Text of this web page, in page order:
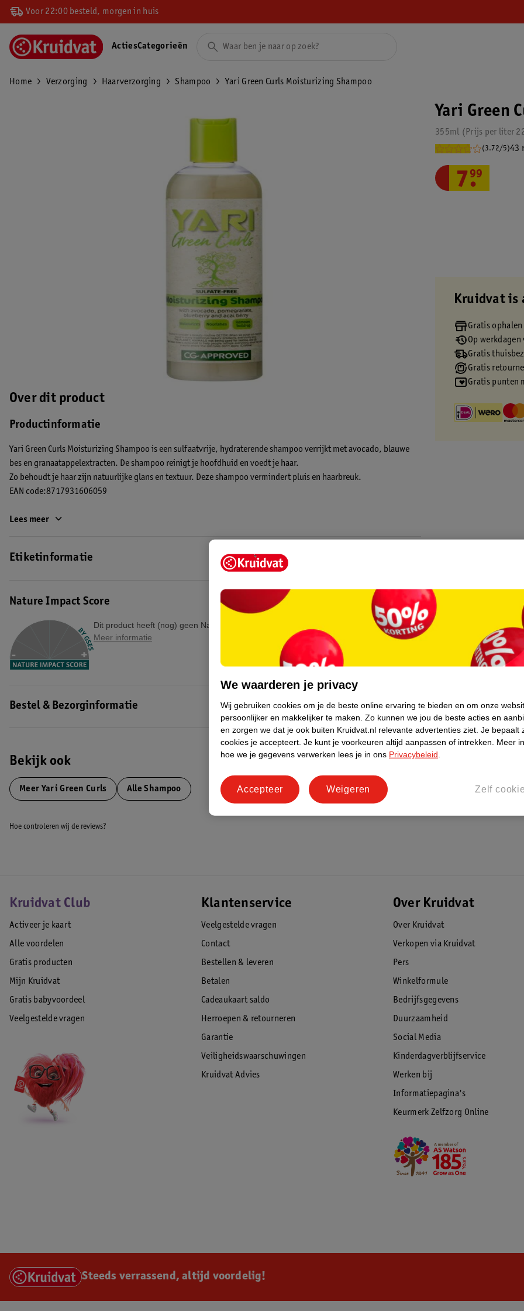
Voor 22:00 besteld, morgen in huis
ActiesCategorieën
Home Verzorging Haarverzorging Shampoo Yari Green Curls Moisturizing Shampoo
Over dit product
Productinformatie
Yari Green Curls Moisturizing Shampoo is een sulfaatvrije, hydraterende shampoo verrijkt met avocado, blauwe
bes en granaatappelextracten. De shampoo reinigt je hoofdhuid en voedt je haar.
Zo behoudt je haar zijn natuurlijke glans en textuur. Deze shampoo vermindert pluis en haarbreuk.
EAN code:8717931606059
Lees meer
Etiketinformatie
Nature Impact Score
Dit product heeft (nog) geen Nature Impact Score.
Meer informatie
Bestel & Bezorginformatie
Bekijk ook
Meer Yari Green Curls Alle Shampoo
Yari Green
355ml Prijs per liter
(3.72/5)43
7.
99
Kruidvat is
Gratis
Op
Gratis
Gratis
Gratis punten
Hoe controleren wij de reviews?
Kruidvat Club
Activeer je kaart
Alle voordelen
Gratis producten
Mijn Kruidvat
Gratis babyvoordeel
Veelgestelde vragen
Klantenservice
Veelgestelde vragen
Contact
Bestellen & leveren
Betalen
Cadeaukaart saldo
Herroepen & retourneren
Garantie
Veiligheidswaarschuwingen
Kruidvat Advies
Over Kruidvat
Over Kruidvat
Verkopen via Kruidvat
Pers
Winkelformule
Bedrijfsgegevens
Duurzaamheid
Social Media
Kinderdagverblijfservice
Werken bij
Informatiepagina's
Keurmerk Zelfzorg Online
Steeds verrassend, altijd voordelig!
We waarderen je privacy
Wij gebruiken cookies om je de beste online ervaring te bieden en om onze
persoonlijker en makkelijker te maken. Zo kunnen we jou de beste acties en
en zorgen we dat je ook buiten Kruidvat.nl relevante advertenties ziet. Je bepaalt
cookies je accepteert. Je kunt je voorkeuren altijd aanpassen of intrekken.
Meer
hoe we je gegevens verwerken lees je in ons Privacybeleid
Zelf
Weigeren
Accepteer